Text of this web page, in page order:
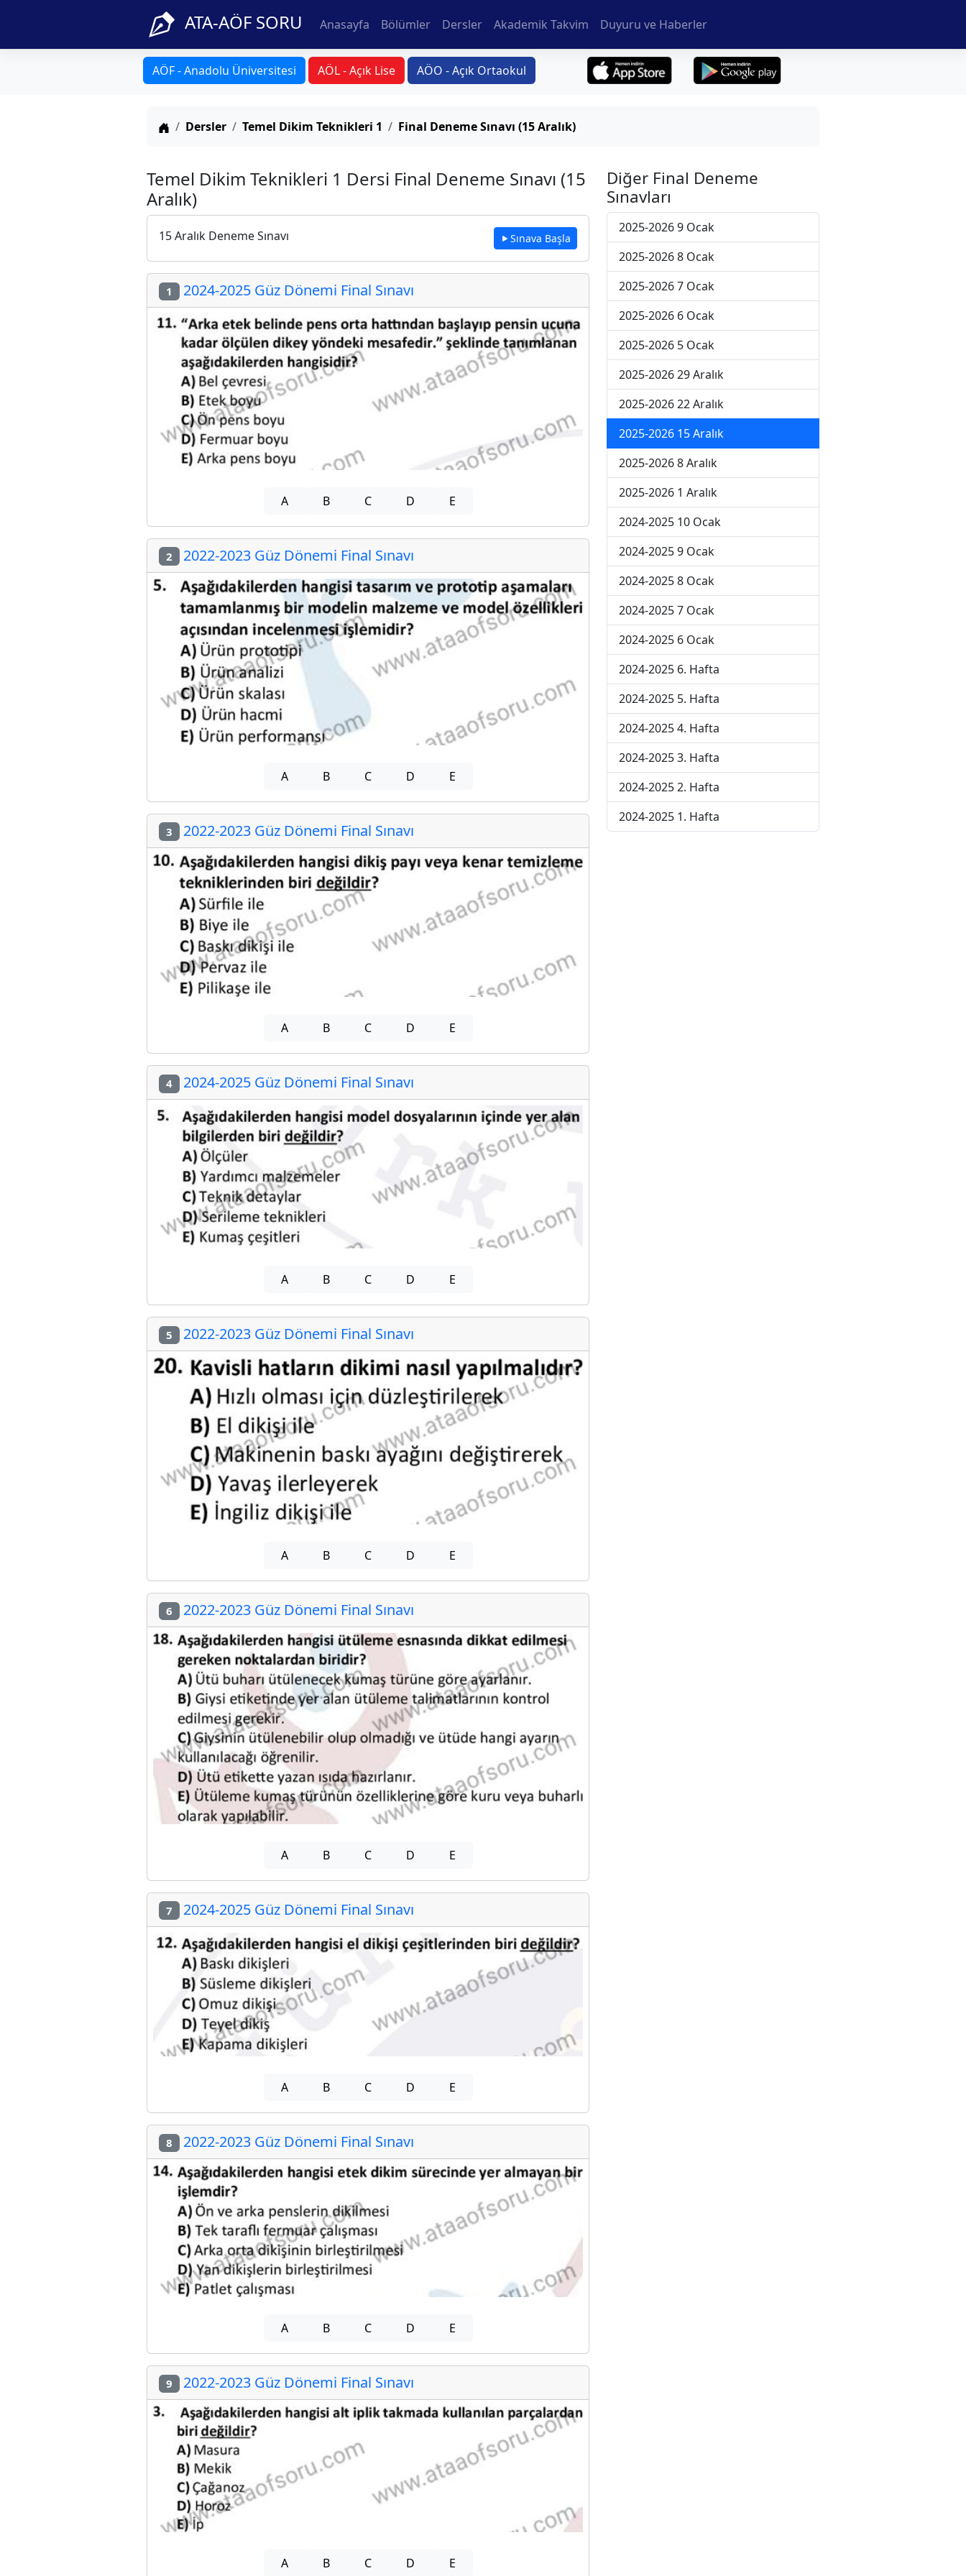
ATA-AÖF SORU Anasayfa Bölümler Dersler Akademik Takvim Duyuru ve Haberler
AÖF - Anadolu Üniversitesi AÖL - Açık Lise AÖO - Açık Ortaokul
Anasayfa
Dersler Temel Dikim Teknikleri 1 Final Deneme Sınavı (15 Aralık)
Temel Dikim Teknikleri 1 Dersi Final Deneme Sınavı (15
Aralık)
15 Aralık Deneme Sınavı Sınava Başla
1 2024-2025 Güz Dönemi Final Sınavı
A B C D E
2 2022-2023 Güz Dönemi Final Sınavı
A B C D E
3 2022-2023 Güz Dönemi Final Sınavı
A B C D E
4 2024-2025 Güz Dönemi Final Sınavı
A B C D E
5 2022-2023 Güz Dönemi Final Sınavı
A B C D E
6 2022-2023 Güz Dönemi Final Sınavı
A B C D E
7 2024-2025 Güz Dönemi Final Sınavı
A B C D E
8 2022-2023 Güz Dönemi Final Sınavı
A B C D E
9 2022-2023 Güz Dönemi Final Sınavı
A B C D E
Diğer Final Deneme
Sınavları
2025-2026 9 Ocak
2025-2026 8 Ocak
2025-2026 7 Ocak
2025-2026 6 Ocak
2025-2026 5 Ocak
2025-2026 29 Aralık
2025-2026 22 Aralık
2025-2026 15 Aralık
2025-2026 8 Aralık
2025-2026 1 Aralık
2024-2025 10 Ocak
2024-2025 9 Ocak
2024-2025 8 Ocak
2024-2025 7 Ocak
2024-2025 6 Ocak
2024-2025 6. Hafta
2024-2025 5. Hafta
2024-2025 4. Hafta
2024-2025 3. Hafta
2024-2025 2. Hafta
2024-2025 1. Hafta